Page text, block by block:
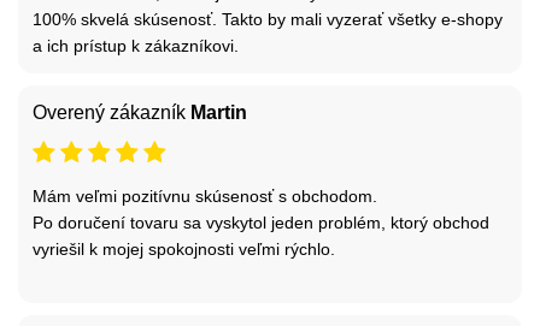
100% skvelá skúsenosť. Takto by mali vyzerať všetky e-shopy
a ich prístup k zákazníkovi.
Overený zákazník Martin
Mám veľmi pozitívnu skúsenosť s obchodom.
Po doručení tovaru sa vyskytol jeden problém, ktorý obchod
vyriešil k mojej spokojnosti veľmi rýchlo.